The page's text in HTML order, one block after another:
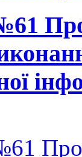
Про